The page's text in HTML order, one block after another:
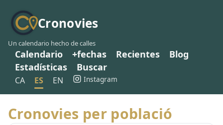
Cronovies
Un calendario hecho de calles
Calendario +fechas Recientes
Blog
Estadísticas
Buscar
CA ES EN Instagram
Cronovies per població